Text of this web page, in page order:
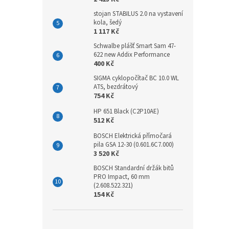
stojan STABILUS 2.0 na vystavení
kola, šedý
1 117 Kč
Schwalbe plášť Smart Sam 47-
622 new Addix Performance
400 Kč
SIGMA cyklopočítač BC 10.0 WL
ATS, bezdrátový
754 Kč
HP 651 Black (C2P10AE)
512 Kč
BOSCH Elektrická přímočará
pila GSA 12-30 (0.601.6C7.000)
3 520 Kč
BOSCH Standardní držák bitů
PRO Impact, 60 mm
(2.608.522.321)
154 Kč